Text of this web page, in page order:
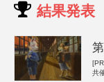
結果発表
共